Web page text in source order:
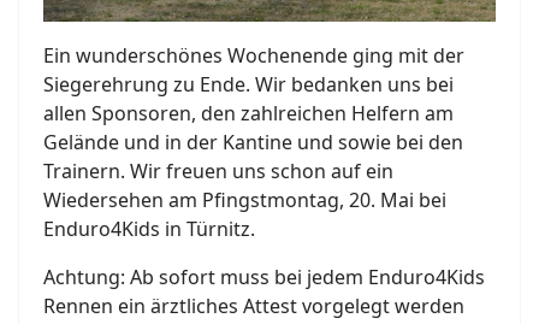
Ein wunderschönes Wochenende ging mit der
Siegerehrung zu Ende. Wir bedanken uns bei
allen Sponsoren, den zahlreichen Helfern am
Gelände und in der Kantine und sowie bei den
Trainern. Wir freuen uns schon auf ein
Wiedersehen am Pfingstmontag, 20. Mai bei
Enduro4Kids in Türnitz.
Achtung: Ab sofort muss bei jedem Enduro4Kids
Rennen ein ärztliches Attest vorgelegt werden